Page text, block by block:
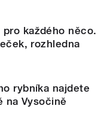
každého něco.
rozhledna
rybníka najdete
na Vysočině